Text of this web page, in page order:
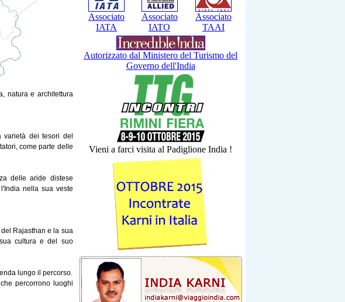
Associato
IATA
Associato
IATO
Associato
TAAI
Autorizzato dal Ministero del Turismo del
Governo dell'India
Vieni a farci visita al Padiglione India !
natura e architettura
varietà dei tesori del
come parte delle
delle aride distese
nella sua veste
Rajasthan e la sua
cultura e del suo
lungo il percorso.
percorrono luoghi